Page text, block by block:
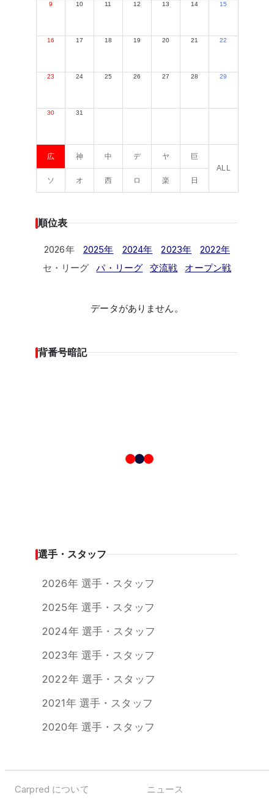
9 10 11 12 13 14 15
16 17 18 19 20 21 22
23 24 25 26 27 28 29
30 31
広 神 中 デ ヤ
巨
ALL
ソ
オ 西 ロ 楽 日
順位表
2026年 2025年 2024年 2023年
2022年
セ・リーグ
パ・リーグ 交流戦 オープン戦
データがありません。
背番号暗記
選手・スタッフ
2026年 選手・スタッフ
2025年 選手・スタッフ
2024年 選手・スタッフ
2023年 選手・スタッフ
2022年 選手・スタッフ
2021年 選手・スタッフ
2020年 選手・スタッフ
Carpred について
ニュース